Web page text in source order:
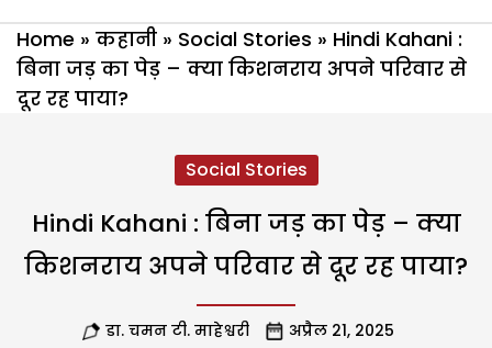
Home » कहानी » Social Stories » Hindi Kahani :
बिना जड़ का पेड़ – क्या किशनराय अपने परिवार से
दूर रह पाया?
Social Stories
Hindi Kahani : बिना जड़ का पेड़ – क्या
किशनराय अपने परिवार से दूर रह पाया?
डा. चमन टी. माहेश्वरी अप्रैल 21, 2025